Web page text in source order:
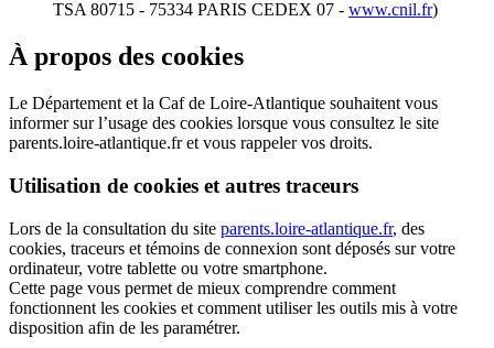
TSA 80715 - 75334 PARIS CEDEX 07 - www.cnil.fr)
À propos des cookies
Le Département et la Caf de Loire-Atlantique souhaitent vous
informer sur l’usage des cookies lorsque vous consultez le site
parents.loire-atlantique.fr et vous rappeler vos droits.
Utilisation de cookies et autres traceurs
Lors de la consultation du site parents.loire-atlantique.fr, des
cookies, traceurs et témoins de connexion sont déposés sur votre
ordinateur, votre tablette ou votre smartphone.
Cette page vous permet de mieux comprendre comment
fonctionnent les cookies et comment utiliser les outils mis à votre
disposition afin de les paramétrer.